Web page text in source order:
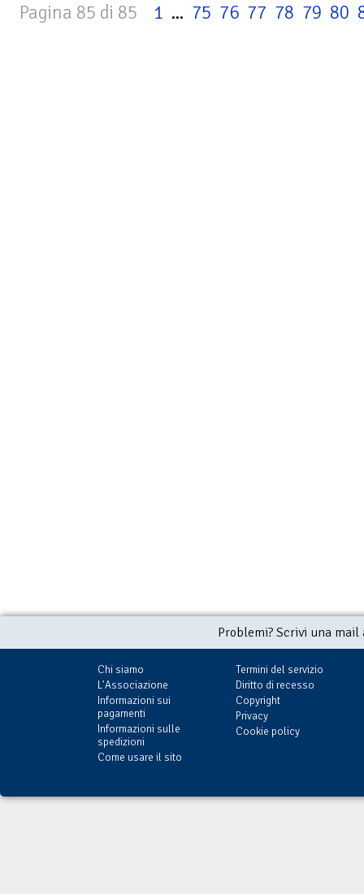
Pagina 85 di 85 1 ... 75 76 77 78 79 80
Problemi? Scrivi una
Chi siamo
L'Associazione
Informazioni sui
pagamenti
Informazioni sulle
spedizioni
Come usare il sito
Termini del servizio
Diritto di recesso
Copyright
Privacy
Cookie policy